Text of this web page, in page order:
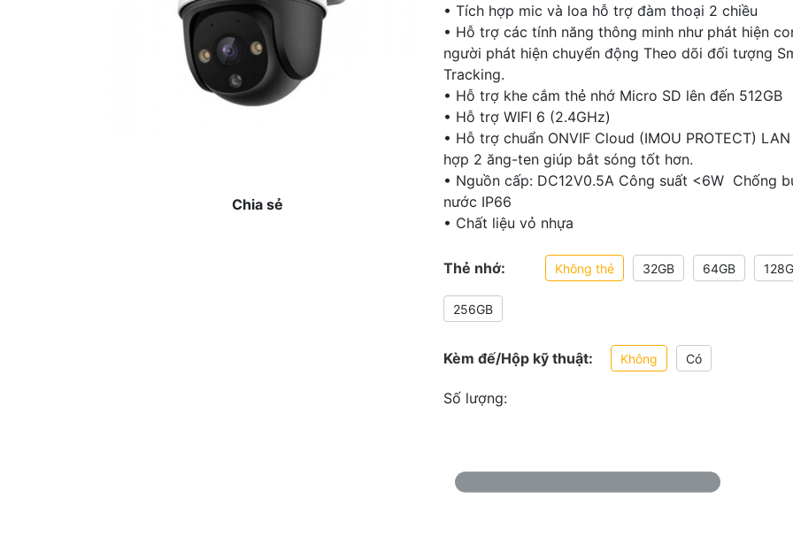
Chia sẻ
• Tích hợp mic và loa hỗ trợ đàm thoại 2 chiều
• Hỗ trợ các tính năng thông minh như phát hiện
người phát hiện chuyển động Theo dõi đối tượng
Tracking.
• Hỗ trợ khe cắm thẻ nhớ Micro SD lên đến 512GB
• Hỗ trợ WIFI 6 (2.4GHz)
• Hỗ trợ chuẩn ONVIF Cloud (IMOU PROTECT)
hợp 2 ăng-ten giúp bắt sóng tốt hơn.
• Nguồn cấp: DC12V0.5A Công suất <6W Chống
nước IP66
• Chất liệu vỏ nhựa
Thẻ nhớ: Không thẻ 32GB 64GB
256GB
Kèm đế/Hộp kỹ thuật: Không Có
Số lượng: